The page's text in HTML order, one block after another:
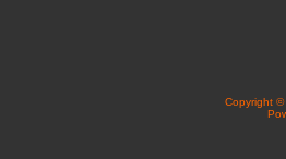
Copyright